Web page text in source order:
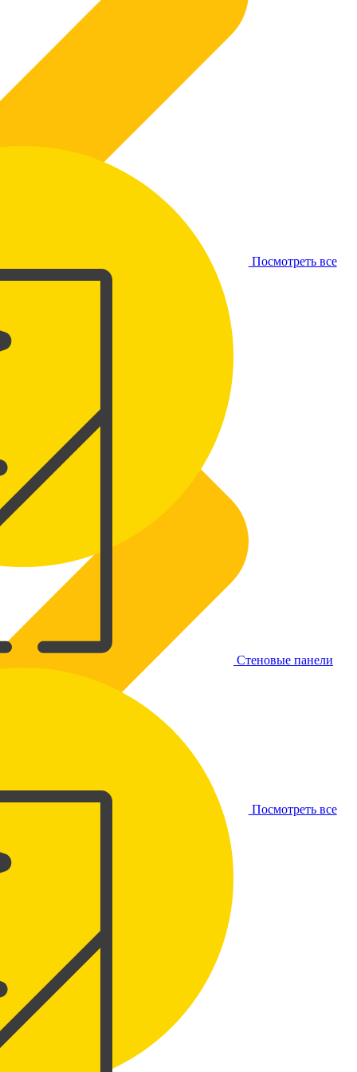
Посмотреть все
Посмотреть все
Стеновые панели